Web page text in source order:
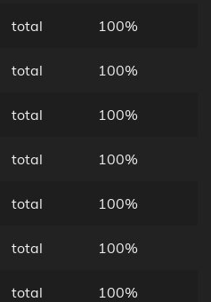
total 100%
total 100%
total 100%
total 100%
total 100%
total 100%
total 100%